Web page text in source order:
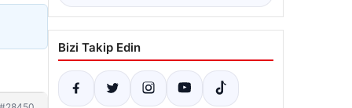
Bizi Takip Edin